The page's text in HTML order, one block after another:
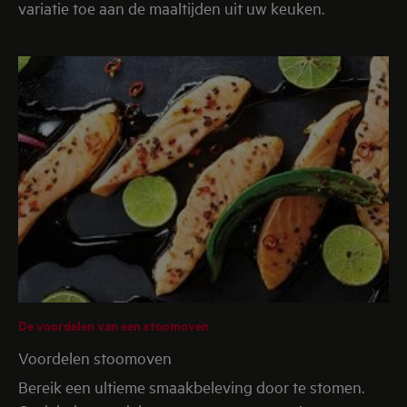
variatie toe aan de maaltijden uit uw keuken.
De voordelen van een stoomoven
Voordelen stoomoven
Bereik een ultieme smaakbeleving door te stomen.